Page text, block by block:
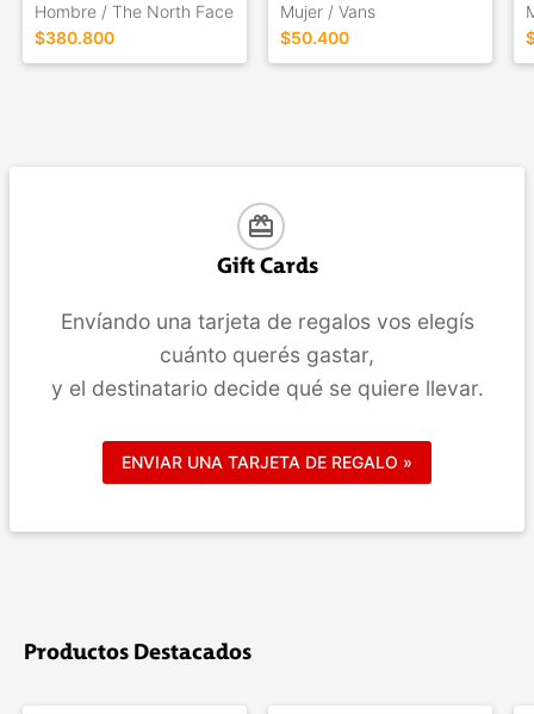
Hombre / The North Face
$380.800
Mujer / Vans
$50.400
card_giftcard
Gift Cards
Envíando una tarjeta de regalos vos elegís
cuánto querés gastar,
y el destinatario decide qué se quiere llevar.
ENVIAR UNA TARJETA DE REGALO »
Productos Destacados